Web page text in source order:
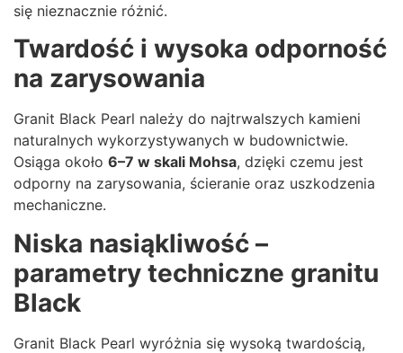
się nieznacznie różnić.
Twardość i wysoka odporność
na zarysowania
Granit Black Pearl należy do najtrwalszych kamieni
naturalnych wykorzystywanych w budownictwie.
Osiąga około 6–7 w skali Mohsa, dzięki czemu jest
odporny na zarysowania, ścieranie oraz uszkodzenia
mechaniczne.
Niska nasiąkliwość –
parametry techniczne granitu
Black
Granit Black Pearl wyróżnia się wysoką twardością,